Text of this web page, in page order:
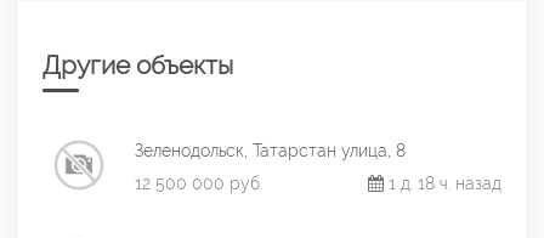
Другие объекты
Зеленодольск, Татарстан улица, 8
12 500 000 руб.
1 д. 18 ч. назад